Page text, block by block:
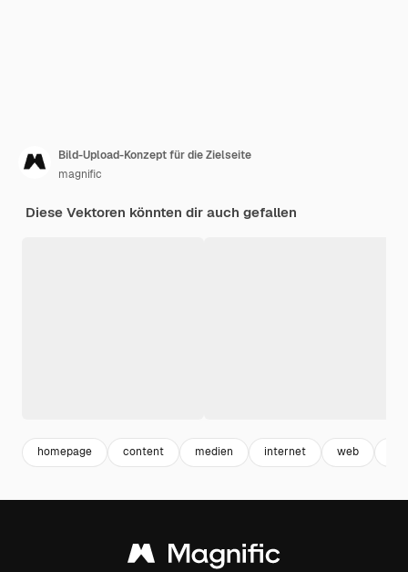
Bild-Upload-Konzept für die Zielseite
magnific
Diese Vektoren könnten dir auch gefallen
homepage content medien internet web